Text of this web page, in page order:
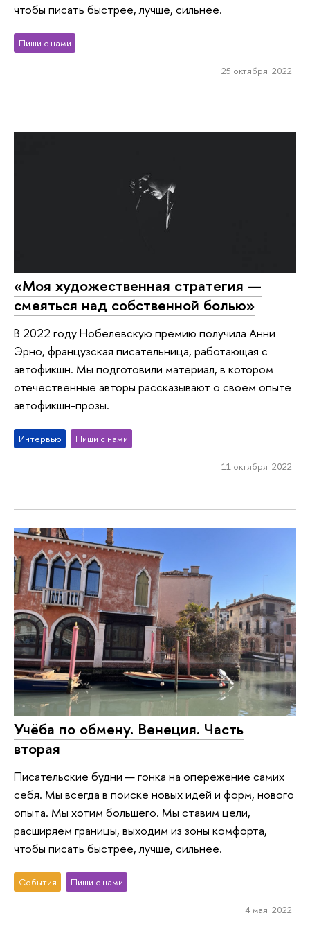
чтобы писать быстрее, лучше, сильнее.
Пиши с нами
25 октября 2022
«Моя художественная стратегия —
смеяться над собственной болью»
В 2022 году Нобелевскую премию получила Анни
Эрно, французская писательница, работающая с
автофикшн. Мы подготовили материал, в котором
отечественные авторы рассказывают о своем опыте
автофикшн-прозы.
Интервью Пиши с нами
11 октября 2022
Учёба по обмену. Венеция. Часть
вторая
Писательские будни — гонка на опережение самих
себя. Мы всегда в поиске новых идей и форм, нового
опыта. Мы хотим большего. Мы ставим цели,
расширяем границы, выходим из зоны комфорта,
чтобы писать быстрее, лучше, сильнее.
События Пиши с нами
4 мая 2022